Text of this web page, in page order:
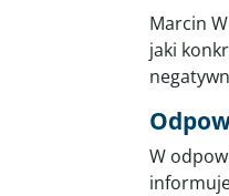
Marcin
jaki
W